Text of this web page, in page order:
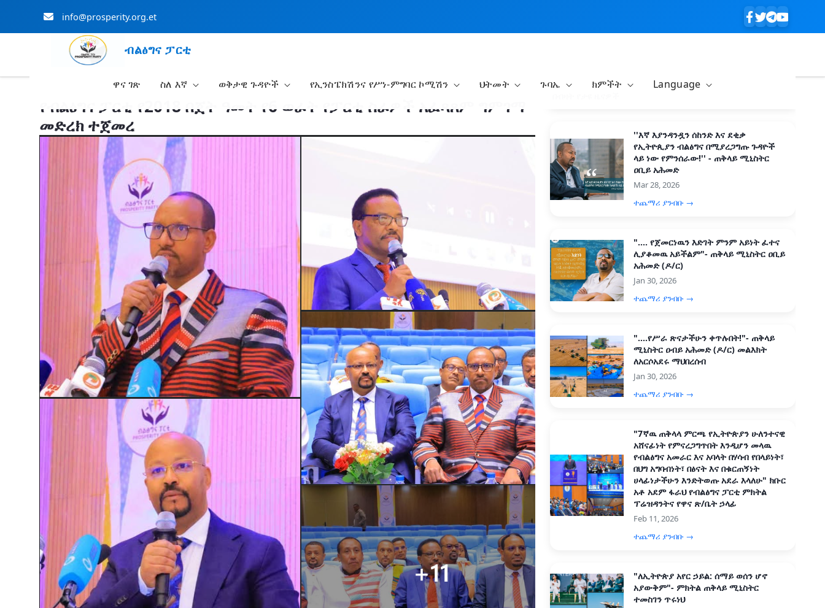
info@prosperity.org.et
ብልፅግና ፓርቲ
ዋና ገጽ ስለ እኛ ወቅታዊ ጉዳዮች የኢንስፔክሽንና የሥነ-ምግባር ኮሚሽን ህትመት ጉባኤ ክምችት Language
የብልፅግና ፓርቲ የ2018 በጀት ዓመት የ6 ወራት የፓርቲ ስራዎች አፈጻጸም ግምገማ
መድረክ ተጀመረ
''እኛ እያንዳንዷን ሰከንድ እና ደቂቃ
የኢትዮጲያን ብልፅግና በሚያረጋግጡ ጉዳዮች
ላይ ነው የምንሰራው!'' - ጠቅላይ ሚኒስትር
ዐቢይ አሕመድ
Mar 28, 2026
ተጨማሪ ያንብቡ →
".... የጀመርነዉን እድገት ምንም አይነት ፈተና
ሊያቆመዉ አይችልም"- ጠቅላይ ሚኒስትር ዐቢይ
አሕመድ (ዶ/ር)
Jan 30, 2026
ተጨማሪ ያንብቡ →
"....የሥራ ጽናታችሁን ቀጥሉበት!"- ጠቅላይ
ሚኒስትር ዐብይ አሕመድ (ዶ/ር) መልእክት
ለአርሶአደሩ ማህበረሰብ
Jan 30, 2026
ተጨማሪ ያንብቡ →
"7ኛዉ ጠቅላላ ምርጫ የኢትዮጵያን ሁለንተናዊ
አሸናፊነት የምናረጋግጥበት እንዲሆን መላዉ
የብልፅግና አመራር እና አባላት በሃሳብ የበላይነት፣
በህግ አግባብነት፣ በፅናት እና በቁርጠኝነት
ሀላፊነታችሁን እንድትወጡ አደራ እላለሁ" ክቡር
አቶ አደም ፋራህ የብልፅግና ፓርቲ ምክትል
ፕሬዝዳንትና የዋና ጽ/ቤት ኃላፊ
Feb 11, 2026
ተጨማሪ ያንብቡ →
"ለኢትዮጵያ አየር ኃይል: ሰማይ ወሰን ሆኖ
አያውቅም"- ምክትል ጠቅላይ ሚኒስትር
ተመስገን ጥሩነህ